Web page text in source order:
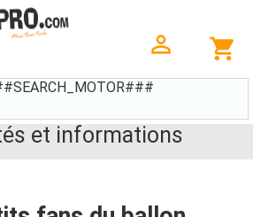
et informations